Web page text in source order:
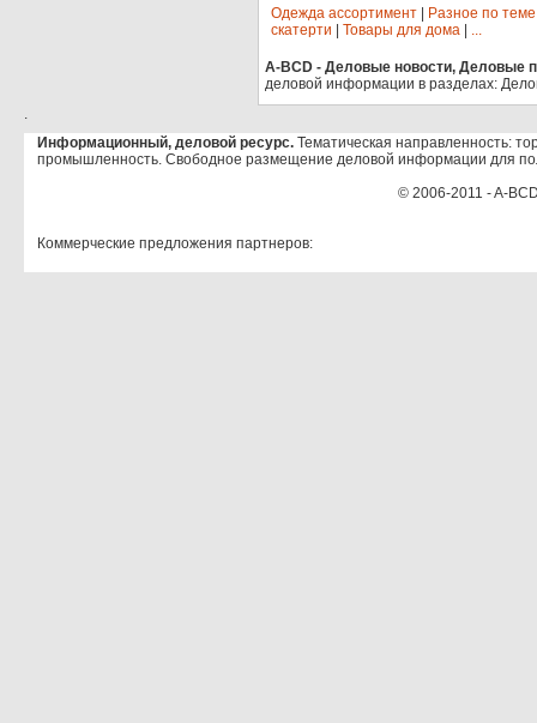
Одежда ассортимент
Разное по теме
скатерти
Товары для дома ...
A-BCD - Деловые новости, Деловые
деловой информации в разделах:
.
Информационный, деловой ресурс. Тематическая направленность:
промышленность. Свободное размещение деловой информации для
© 2006-2011 - A-
Коммерческие предложения партнеров: